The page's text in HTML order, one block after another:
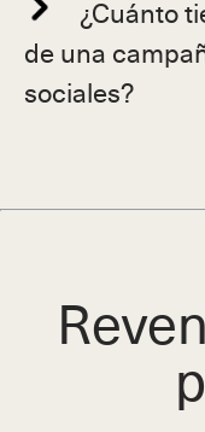
¿Cuánto
de una
sociales?